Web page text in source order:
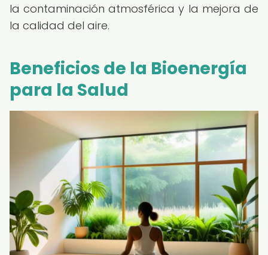
la contaminación atmosférica y la mejora de
la calidad del aire.
Beneficios de la Bioenergía
para la Salud